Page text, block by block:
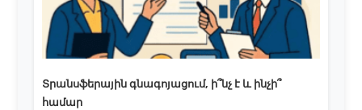
Տրանսֆերային գնագոյացում, ի՞նչ է և ինչի՞
համար